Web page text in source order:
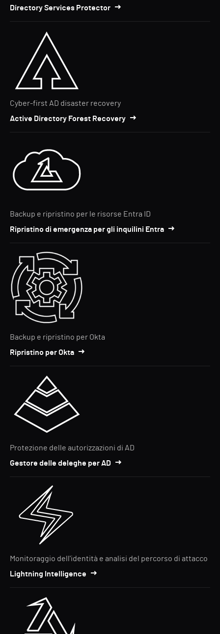
Directory Services Protector
Cyber-first AD disaster recovery
Active Directory Forest Recovery
Backup e ripristino per le risorse Entra ID
Ripristino di emergenza per gli inquilini Entra
Backup e ripristino per Okta
Ripristino per Okta
Protezione delle autorizzazioni di AD
Gestore delle deleghe per AD
Monitoraggio dell'identità e analisi del percorso di attacco
Lightning Intelligence